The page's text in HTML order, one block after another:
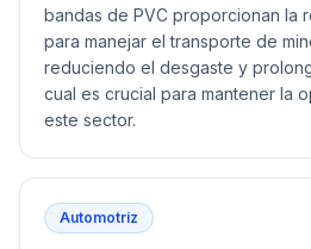
bandas de PVC proporcionan la
para manejar el transporte de
reduciendo el desgaste y
cual es crucial para mantener la
este sector.
Automotriz